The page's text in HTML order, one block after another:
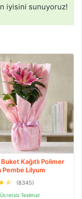
iyisini sunuyoruz!
Kağıtlı Polimer
Pembe Lilyum
☆ (8345)
Ücretsiz Teslimat